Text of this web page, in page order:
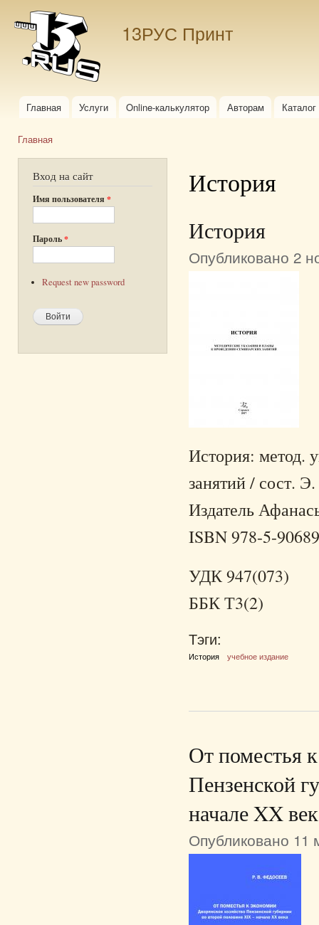
13РУС Принт
Главное меню
Главная Услуги Online-калькулятор Авторам
Главная
Вход на сайт
Имя пользователя *
Пароль*
Request new password
История
История
Опубликовано 2
История: метод.
занятий / сост.
Издатель
ISBN 978-5-
УДК 947(073)
ББК Т3(2)
Тэги:
История учебное издание
От поместья
Пензенской
начале XX
Опубликовано 11